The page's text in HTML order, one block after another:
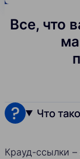
Все, что
Что
Крауд-ссылки –